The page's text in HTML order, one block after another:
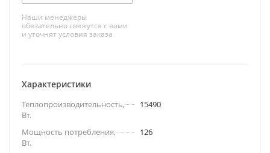
Наши менеджеры
обязательно свяжутся с вами
и уточнят условия заказа
Характеристики
Теплопроизводительность,
Вт.
15490
Мощность потребления,
Вт.
126